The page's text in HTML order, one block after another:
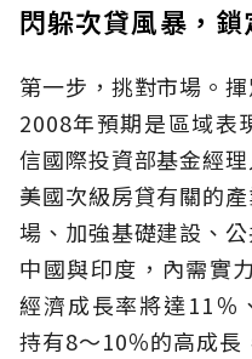
閃躲次貸風暴，
第一步，挑對市場。
2008年預期是區域表
信國際投資部基金經
美國次級房貸有關的
場、加強基礎建設、
中國與印度，內需實
經濟成長率將達11％
持有8～10％的高成長